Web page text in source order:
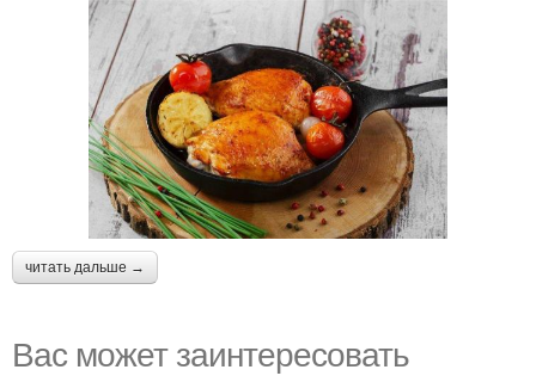
читать дальше →
Вас может заинтересовать